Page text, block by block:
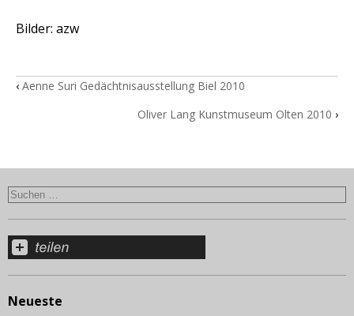
Bilder: azw
‹ Aenne Suri Gedächtnisausstellung Biel 2010
Oliver Lang Kunstmuseum Olten 2010 ›
Neueste